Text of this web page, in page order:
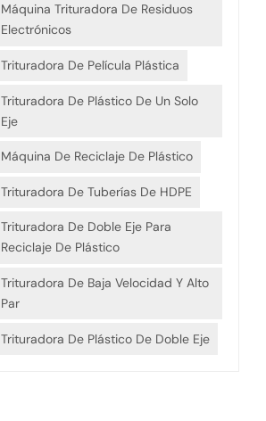
Máquina Trituradora De Residuos
Electrónicos
Trituradora De Película Plástica
Trituradora De Plástico De Un Solo
Eje
Máquina De Reciclaje De Plástico
Trituradora De Tuberías De HDPE
Trituradora De Doble Eje Para
Reciclaje De Plástico
Trituradora De Baja Velocidad Y Alto
Par
Trituradora De Plástico De Doble Eje